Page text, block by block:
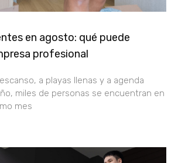
en agosto: qué puede
profesional
a playas llenas y a agenda
miles de personas se encuentran en
mes